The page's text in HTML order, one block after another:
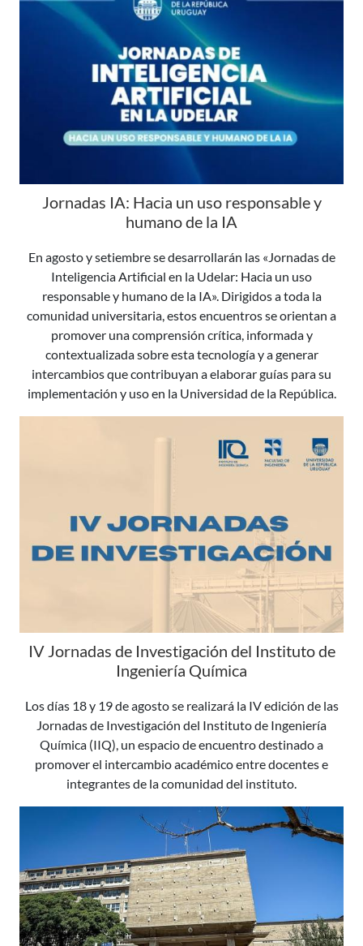
Jornadas IA: Hacia un uso responsable y
humano de la IA
En agosto y setiembre se desarrollarán las «Jornadas de
Inteligencia Artificial en la Udelar: Hacia un uso
responsable y humano de la IA». Dirigidos a toda la
comunidad universitaria, estos encuentros se orientan a
promover una comprensión crítica, informada y
contextualizada sobre esta tecnología y a generar
intercambios que contribuyan a elaborar guías para su
implementación y uso en la Universidad de la República.
IV Jornadas de Investigación del Instituto de
Ingeniería Química
Los días 18 y 19 de agosto se realizará la IV edición de las
Jornadas de Investigación del Instituto de Ingeniería
Química (IIQ), un espacio de encuentro destinado a
promover el intercambio académico entre docentes e
integrantes de la comunidad del instituto.